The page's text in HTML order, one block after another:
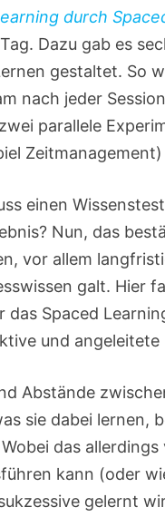
durch
Dazu gab es
gestaltet. So
nach jeder
parallele
einen
Nun, das
vor allem
galt. Hier
das Spaced
und angeleitete
Abstände
sie dabei lernen,
das
kann (oder
gelernt